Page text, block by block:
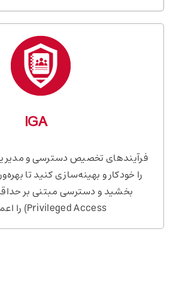
IGA
فرآیندهای تخصیص دسترسی و
را خودکار و بهینه‌سازی کنید تا
Privileged Access) را اعمال کنید.